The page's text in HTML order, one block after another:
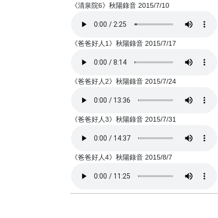
《清泉院6》秋陽錄音 2015/7/10
《爸爸好人1》秋陽錄音 2015/7/17
《爸爸好人2》秋陽錄音 2015/7/24
《爸爸好人3》秋陽錄音 2015/7/31
《爸爸好人4》秋陽錄音 2015/8/7